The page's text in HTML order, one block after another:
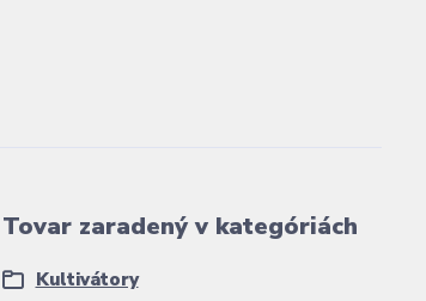
Tovar zaradený v kategóriách
Kultivátory